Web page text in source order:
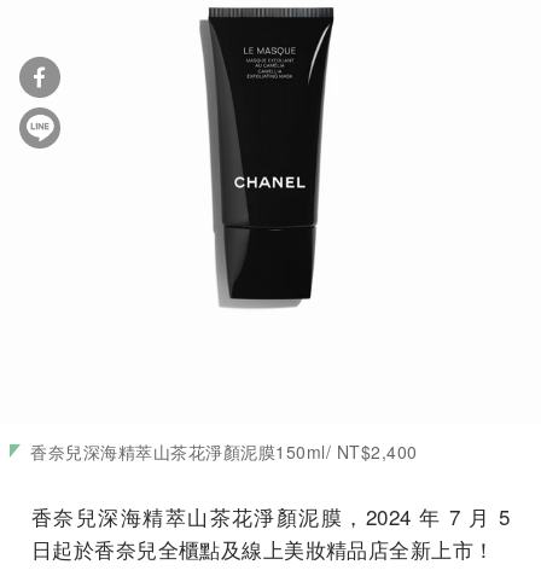
香奈兒深海精萃山茶花淨顏泥膜150ml/ NT$2,400
香奈兒深海精萃山茶花淨顏泥膜，2024 年 7 月 5
日起於香奈兒全櫃點及線上美妝精品店全新上市！